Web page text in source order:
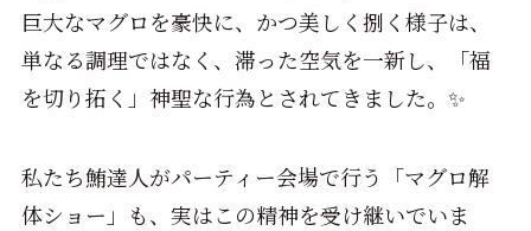
巨大なマグロを豪快に、かつ美しく捌く様子は、
単なる調理ではなく、滞った空気を一新し、「福
を切り拓く」神聖な行為とされてきました。✨
私たち鮪達人がパーティー会場で行う「マグロ解
体ショー」も、実はこの精神を受け継いでいま